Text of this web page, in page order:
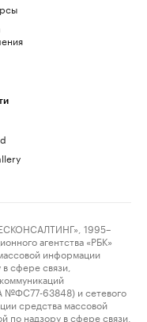
1995–
агентства «РБК»
информации
сфере связи,
№ФС77-63848) и сетевого
средства массовой
по надзору в сфере связи,